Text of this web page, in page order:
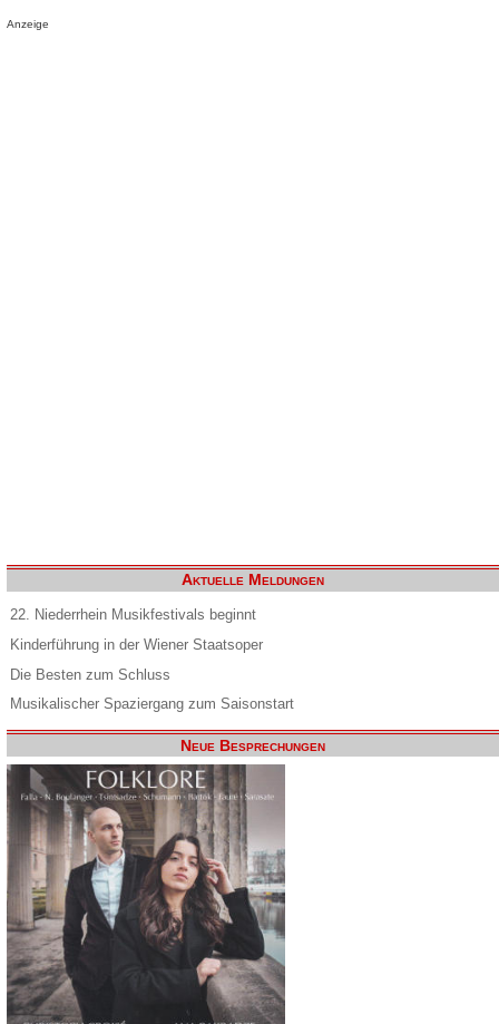
Anzeige
Aktuelle Meldungen
22. Niederrhein Musikfestivals beginnt
Kinderführung in der Wiener Staatsoper
Die Besten zum Schluss
Musikalischer Spaziergang zum Saisonstart
Neue Besprechungen